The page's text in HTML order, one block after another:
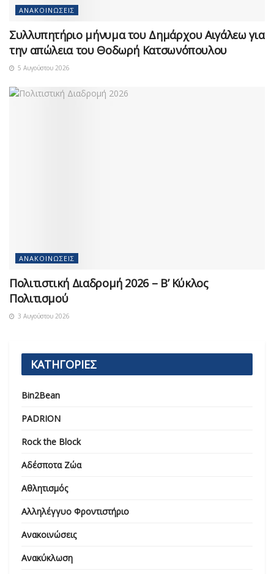
ΑΝΑΚΟΙΝΏΣΕΙΣ
Συλλυπητήριο μήνυμα του Δημάρχου Αιγάλεω για
την απώλεια του Θοδωρή Κατσωνόπουλου
5 Αυγούστου 2026
ΑΝΑΚΟΙΝΏΣΕΙΣ
Πολιτιστική Διαδρομή 2026 – Β’ Κύκλος
Πολιτισμού
3 Αυγούστου 2026
ΚΑΤΗΓΟΡΙΕΣ
Bin2Bean
PADRION
Rock the Block
Αδέσποτα Ζώα
Αθλητισμός
Αλληλέγγυο Φροντιστήριο
Ανακοινώσεις
Ανακύκλωση